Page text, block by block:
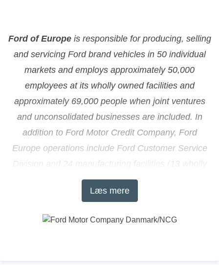
Ford of Europeis responsible for producing, selling
and servicing Ford brand vehicles in 50 individual
markets and employs approximately 50,000
employees at its wholly owned facilities and
approximately 69,000 people when joint ventures
and unconsolidated businesses are included. In
addition to Ford Motor Credit Company, Ford
Europe operations include Ford Customer Service
Division and 24 manufacturing facilities (13 wholly
owned or consolidated joint venture facilities and 11
unconsolidated joint venture facilities). The first Ford
year Ford Motor Company was founded. European
Læs mere